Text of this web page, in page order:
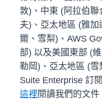
敦)、中東 (阿拉伯
夫)、亞太地區 (雅
爾、雪梨)、AWS
部) 以及美國東部 (
勒岡)、亞太地區 (
Suite Enterprise 訂
這裡閱讀我們的文件